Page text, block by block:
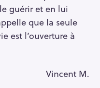
guérir et en lui
que la seule
est l’ouverture à
Vincent M.